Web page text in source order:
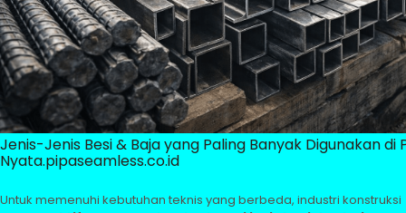
Jenis-Jenis Besi & Baja yang Paling Banyak Digunakan di
Nyata.pipaseamless.co.id
Untuk memenuhi kebutuhan teknis yang berbeda, industri konstruksi